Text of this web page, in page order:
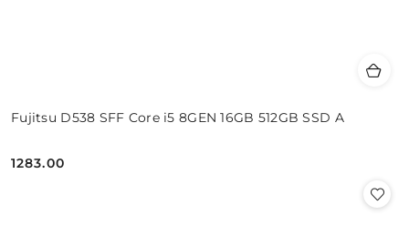
Fujitsu D538 SFF Core i5 8GEN 16GB 512GB SSD A
Cena:
1283.00